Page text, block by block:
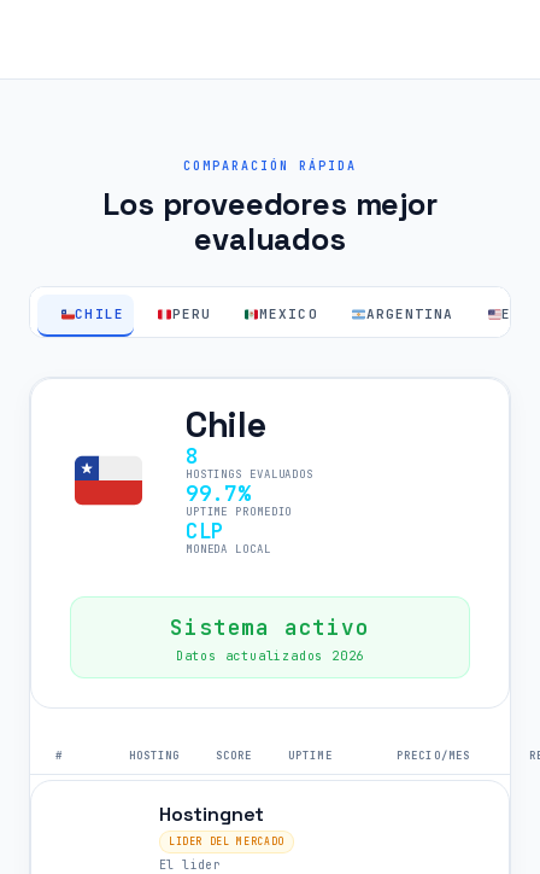
COMPARACIÓN RÁPIDA
Los proveedores mejor
evaluados
CHILE PERU MEXICO ARGENTINA EEUU
Chile
8
HOSTINGS EVALUADOS
99.7%
UPTIME PROMEDIO
CLP
MONEDA LOCAL
Sistema activo
Datos actualizados 2026
# HOSTING SCORE UPTIME PRECIO/MES
Hostingnet
LIDER DEL MERCADO
El lider